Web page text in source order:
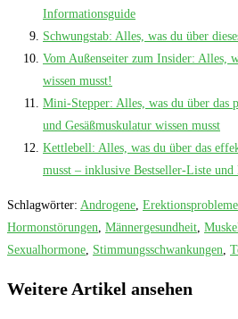
Informationsguide
Schwungstab: Alles, was du über
Vom Außenseiter zum Insider: Alles,
wissen musst!
Mini-Stepper: Alles, was du über das
und Gesäßmuskulatur wissen musst
Kettlebell: Alles, was du über das
musst – inklusive Bestseller-Liste und
Schlagwörter: Androgene, Erektionsprobleme
Hormonstörungen, Männergesundheit,
Sexualhormone, Stimmungsschwankungen,
Weitere Artikel ansehen